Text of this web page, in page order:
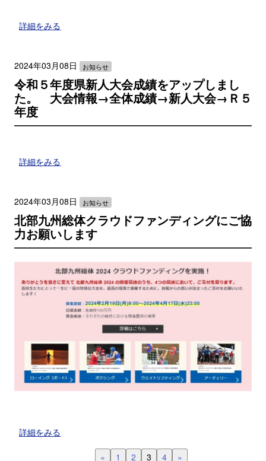
詳細をみる
2024年03月08日 お知らせ
令和５年度県新人大会成績をアップしまし
た。 大会情報→全体成績→新人大会→Ｒ５
年度
詳細をみる
2024年03月08日 お知らせ
北部九州総体クラウドファンディングにご協
力お願いします
詳細をみる
« 1 2 3 4 »